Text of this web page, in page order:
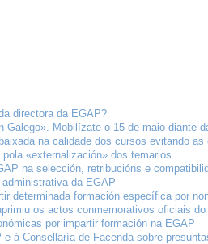
directora da EGAP?
Galego». Mobilízate o 15 de maio diante
na calidade dos cursos evitando
«externalización» dos temarios
na selección, retribucións e
da EGAP
determinada formación específica por
os actos conmemorativos oficiais
por impartir formación na EGAP
á Consellaría de Facenda sobre